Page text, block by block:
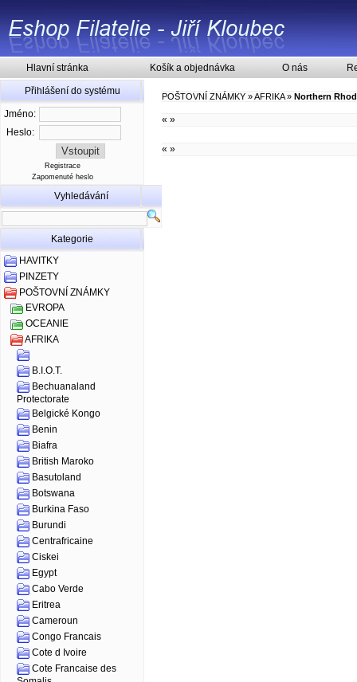
Hlavní stránka Košík a objednávka O nás
Přihlášení do systému
Jméno:
Heslo:
Registrace
Zapomenuté heslo
Vyhledávání
Kategorie
HAVITKY
PINZETY
POŠTOVNÍ ZNÁMKY
EVROPA
OCEANIE
AFRIKA
B.I.O.T.
Bechuanaland
Protectorate
Belgické Kongo
Benin
Biafra
British Maroko
Basutoland
Botswana
Burkina Faso
Burundi
Centrafricaine
Ciskei
Egypt
Cabo Verde
Eritrea
Cameroun
Congo Francais
Cote d Ivoire
Cote Francaise des
POŠTOVNÍ ZNÁMKY »AFRIKA» Northern
« »
« »